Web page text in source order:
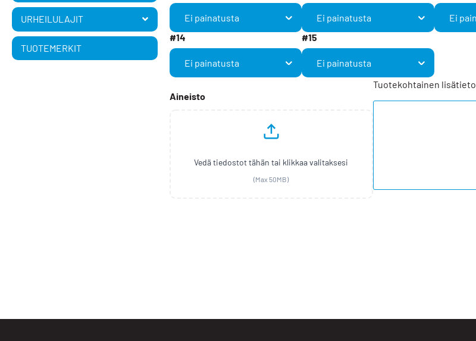
URHEILULAJIT
TUOTEMERKIT
#14 #15
Aineisto
Vedä tiedostot tähän tai klikkaa valitaksesi
(Max 50MB)
Tuotekohtainen lisätieto